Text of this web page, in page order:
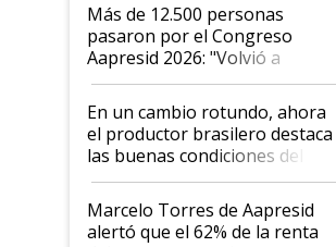
Más de 12.500 personas
pasaron por el Congreso
Aapresid 2026: "Volvió a
demostrar que hablar del
suelo es hablar de todo el
sistema productivo"
En un cambio rotundo, ahora
el productor brasilero destaca
las buenas condiciones del
agro argentino para invertir:
"Los veo más motivados"
Marcelo Torres de Aapresid
alertó que el 62% de la renta